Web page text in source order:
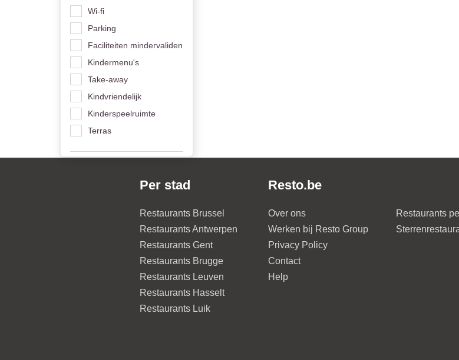
Wi-fi
Parking
Faciliteiten mindervaliden
Kindermenu's
Take-away
Kindvriendelijk
Kinderspeelruimte
Terras
Per stad
Restaurants Brussel
Restaurants Antwerpen
Restaurants Gent
Restaurants Brugge
Restaurants Leuven
Restaurants Hasselt
Restaurants Luik
Resto.be
Over ons
Werken bij Resto Group
Privacy Policy
Contact
Help
Restaurants